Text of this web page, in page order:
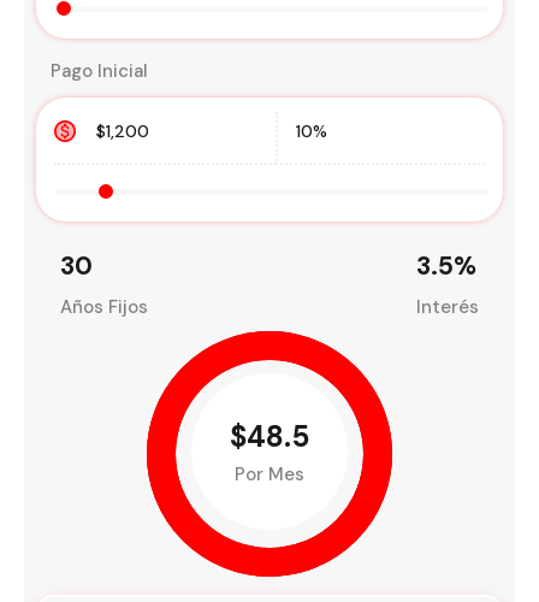
Pago Inicial
30
Años Fijos
3.5%
Interés
$48.5
Por Mes